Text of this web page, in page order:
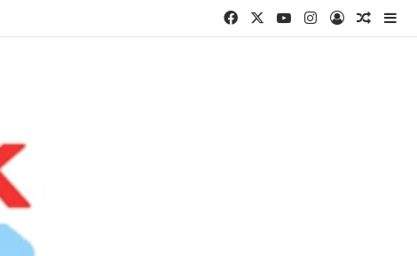
FacebookYouTubeInstagram
Log In